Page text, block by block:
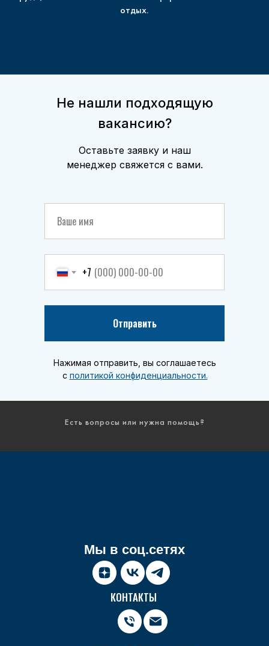
отдых.
+7
Отправить
Не нашли подходящую
вакансию?
Оставьте заявку и наш
менеджер свяжется с вами.
Нажимая отправить, вы соглашаетесь
с политикой конфиденциальности.
Есть вопросы или нужна помощь?
КОНТАКТЫ
Мы в соц.сетях